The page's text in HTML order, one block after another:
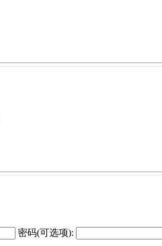
密码(可选项):